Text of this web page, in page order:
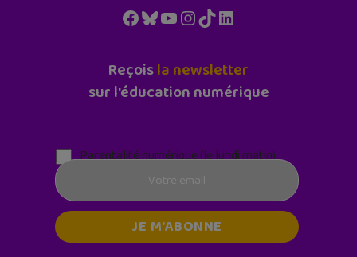
Facebook
Bluesky
YouTube
Instagram
TikTokLinkedIn
Reçoisla newsletter
sur l'éducation numérique
Parentalité numérique (le lundi matin)